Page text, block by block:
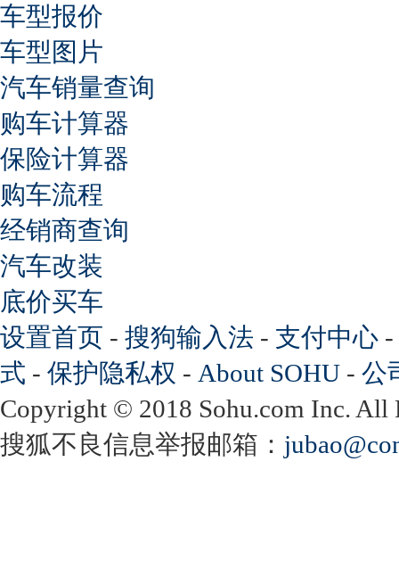
车型报价
车型图片
汽车销量查询
购车计算器
保险计算器
购车流程
经销商查询
汽车改装
底价买车
设置首页 - 搜狗输入法 - 支付中心 -
式 - 保护隐私权 - About SOHU - 公
Copyright © 2018 Sohu.com Inc.
搜狐不良信息举报邮箱：